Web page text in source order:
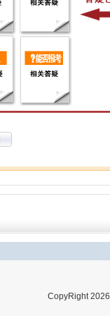
CopyRight 2026